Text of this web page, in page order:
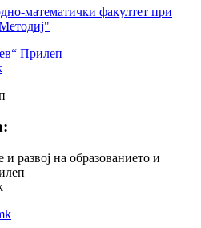
математички факултет при
Прилеп
развој на образованието и